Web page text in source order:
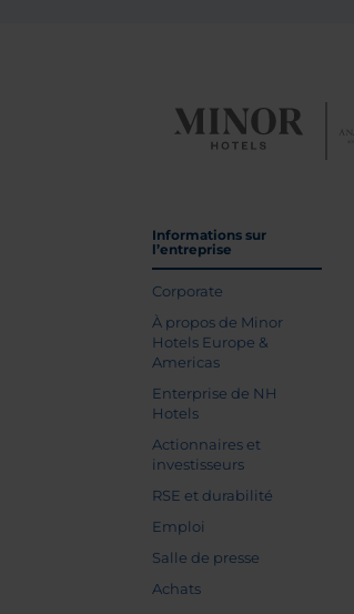
Informations sur
l’entreprise
Corporate
À propos de Minor
Hotels Europe &
Americas
Enterprise de NH
Hotels
Actionnaires et
investisseurs
RSE et durabilité
Emploi
Salle de presse
Achats